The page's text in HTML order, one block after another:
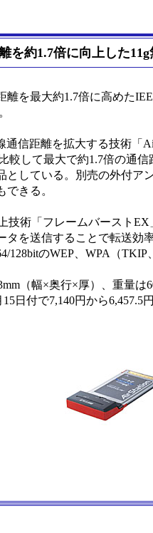
を約1.7倍に向上した
を最大約1.7倍に高めた
信距離を拡大する技術「
較して最大で約1.7倍の通
としている。別売の外付
きる。
術「フレームバーストEX
タを送信することで転送効
128bitのWEP、WPA（TKIP
（幅×奥行×厚）、重量は
日付で7,140円から6,457.5